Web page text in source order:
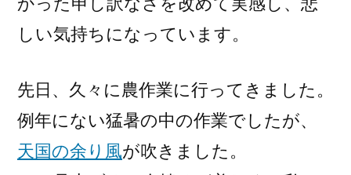
しい気持ちになっています。
先日、久々に農作業に行ってきました。
例年にない猛暑の中の作業でしたが、
天国の余り風が吹きました。